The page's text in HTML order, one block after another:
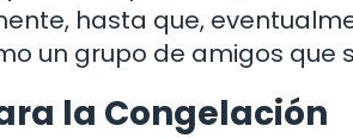
hasta que,
un grupo de amigos que
la Congelación